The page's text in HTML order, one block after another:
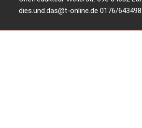
dies.und.das@t-online.de 0176/